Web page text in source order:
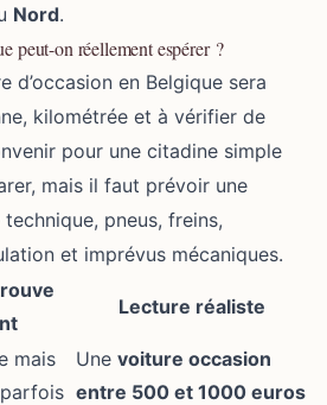
Nord.
peut-on réellement espérer ?
d’occasion en Belgique sera
kilométrée et à vérifier de
pour une citadine simple
mais il faut prévoir une
pneus, freins,
et imprévus mécaniques.
Lecture réaliste
mais
Une voiture occasion
entre 500 et 1000 euros